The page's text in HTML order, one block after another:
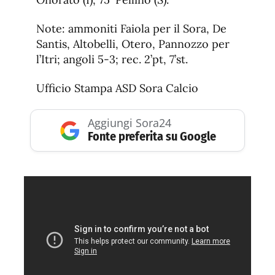
Note: ammoniti Faiola per il Sora, De
Santis, Altobelli, Otero, Pannozzo per
l’Itri; angoli 5-3; rec. 2’pt, 7’st.
Ufficio Stampa ASD Sora Calcio
Aggiungi Sora24
Fonte preferita su Google